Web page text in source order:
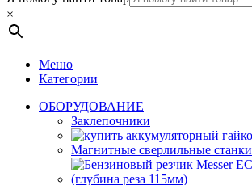
×
Меню
Категории
ОБОРУДОВАНИЕ
Заклепочники
Магнитные сверлильные станки